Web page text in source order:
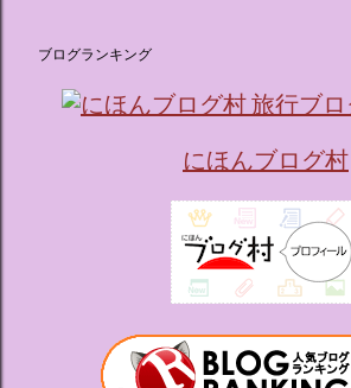
のホテル」 デジタルメディア技術で世界
イティブプロダクション「d'strict」が手
刺激する美しいデジタルアートとストー
テーマブースで構成されています。 チェ
ト ：ピンクを基調とした華やかなエント
ムキーを受け取り、まるでホテルに滞在
感を味わいながら進んでいきます。ロビ
たポムポムプリンが出迎えてくれます。
ス ：きらめく光に満ちたガーデンや、美
ーチ（ポチャッコの隣に座れるエリア）
いなしの空間が広がります。 🛌 2. 個性あ
ブログランキング
にほんブログ村